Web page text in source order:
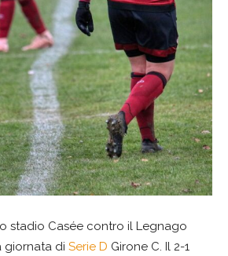
stadio Casée contro il Legnago
giornata di Serie D Girone C. Il 2-1